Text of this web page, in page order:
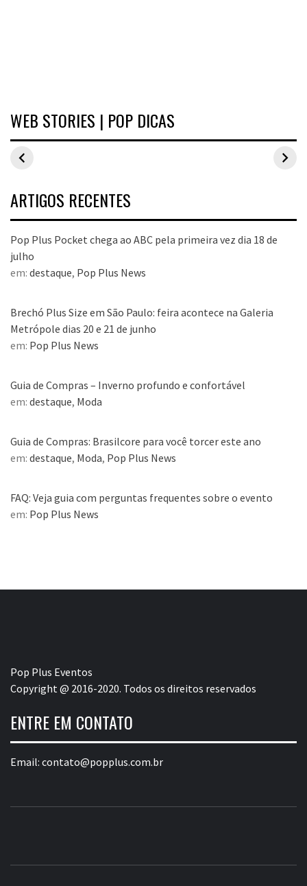
WEB STORIES | POP DICAS
Inspirações de
looks plus size
para o carnaval
Estilo Pop Plus:
looks plus size
As peças que
fizeram
ARTIGOS RECENTES
Pop Plus Pocket chega ao ABC pela primeira vez dia 18 de
julho
em: destaque, Pop Plus News
Brechó Plus Size em São Paulo: feira acontece na Galeria
Metrópole dias 20 e 21 de junho
em: Pop Plus News
Guia de Compras – Inverno profundo e confortável
em: destaque, Moda
Guia de Compras: Brasilcore para você torcer este ano
em: destaque, Moda, Pop Plus News
FAQ: Veja guia com perguntas frequentes sobre o evento
em: Pop Plus News
Pop Plus Eventos
Copyright @ 2016-2020. Todos os direitos reservados
ENTRE EM CONTATO
Email: contato@popplus.com.br